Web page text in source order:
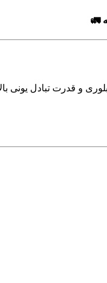
و قدرت تبادل یونی